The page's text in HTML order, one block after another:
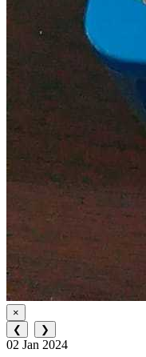
×
❮
❯
02 Jan 2024